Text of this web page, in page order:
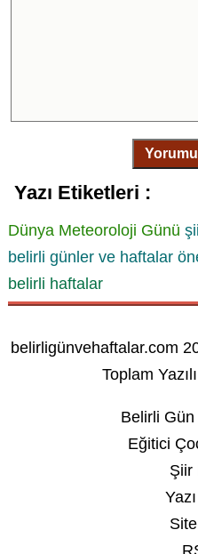
Yazı Etiketleri :
Dünya Meteoroloji Günü
belirli günler ve haftalar
belirli haftalar
belirligünvehaftalar.com
Toplam
Belirli
Eğitici
Şiir